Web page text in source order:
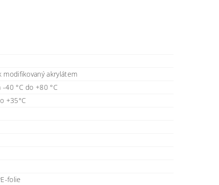
modifikovaný akrylátem
40 °C do +80 °C
+35°C
folie